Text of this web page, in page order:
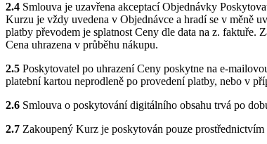
2.4 Smlouva je uzavřena akceptací Objednávky
Kurzu je vždy uvedena v Objednávce a hradí se v měně
platby převodem je splatnost Ceny dle data na z. faktuře.
Cena uhrazena v průběhu nákupu.
2.5 Poskytovatel po uhrazení Ceny poskytne na e-
platební kartou neprodleně po provedení platby, nebo v
2.6 Smlouva o poskytování digitálního obsahu trvá po
2.7 Zakoupený Kurz je poskytován pouze